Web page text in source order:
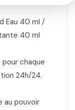
Eau 40 ml /
40 ml
chaque
24h/24.
au pouvoir